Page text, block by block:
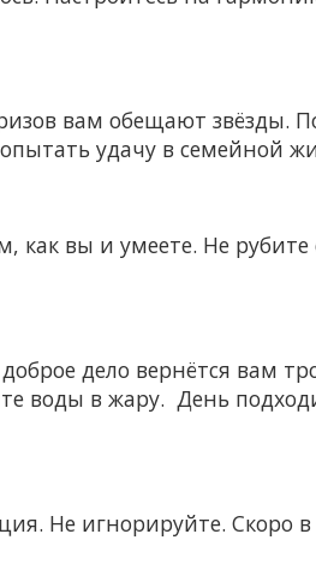
вам обещают звёзды.
удачу в семейной
как вы и умеете. Не
дело вернётся вам
воды в жару. День
Не игнорируйте. Скоро